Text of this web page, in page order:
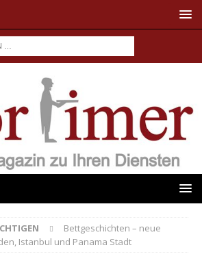
Bettgeschichten – neue
Istanbul und Panama Stadt